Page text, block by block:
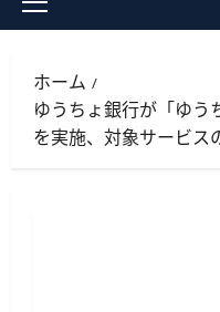
メ
メ
ニ
ュ
ホーム
ゆうちょ銀行が「ゆう
を実施、対象サービス